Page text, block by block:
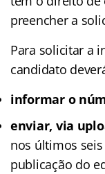
preencher a
Para solicitar a
candidato
informar o
enviar, via
nos últimos
publicação do